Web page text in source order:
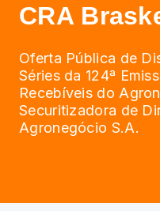
CRA
Oferta Pública de
Séries da 124ª
Recebíveis do
Securitizadora de
Agronegócio S.A.